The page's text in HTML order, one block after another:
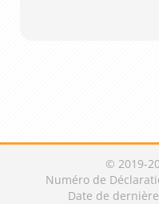
© 2019-
Numéro de
Date de